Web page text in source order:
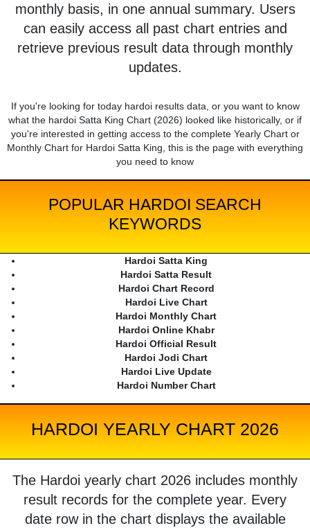
monthly basis, in one annual summary. Users
can easily access all past chart entries and
retrieve previous result data through monthly
updates.
If you're looking for today hardoi results data, or you want to know
what the hardoi Satta King Chart (2026) looked like historically, or if
you're interested in getting access to the complete Yearly Chart or
Monthly Chart for Hardoi Satta King, this is the page with everything
you need to know
POPULAR HARDOI SEARCH
KEYWORDS
Hardoi Satta King
Hardoi Satta Result
Hardoi Chart Record
Hardoi Live Chart
Hardoi Monthly Chart
Hardoi Online Khabr
Hardoi Official Result
Hardoi Jodi Chart
Hardoi Live Update
Hardoi Number Chart
HARDOI YEARLY CHART 2026
The Hardoi yearly chart 2026 includes monthly
result records for the complete year. Every
date row in the chart displays the available